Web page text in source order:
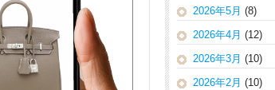
2026年5月 (8)
2026年4月 (12)
2026年3月 (10)
2026年2月 (10)